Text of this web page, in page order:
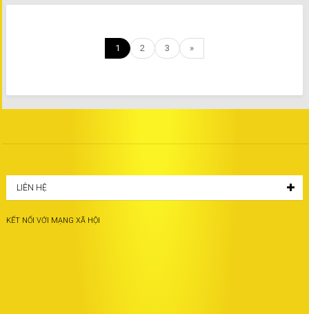
1 2 3 »
LIÊN HỆ
KẾT NỐI VỚI MẠNG XÃ HỘI